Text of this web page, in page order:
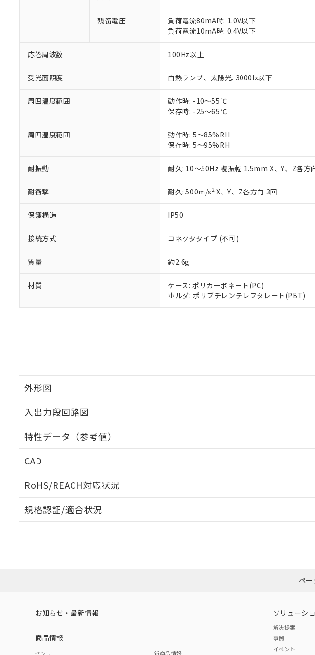
残留電圧
負荷電流80mA時: 1.0V以下
負荷電流10mA時: 0.4V以下
応答周波数 100Hz以上
受光面照度 白熱ランプ、太陽光: 3000lx以下
周囲温度範囲
動作時: -10～55℃
保存時: -25～65℃
周囲湿度範囲
動作時: 5～85%RH
保存時: 5～95%RH
耐振動 耐久: 10～50Hz 複振幅 1.5mm X、Y、Z各方
耐衝撃 耐久: 500m/s2X、Y、Z各方向 3回
保護構造 IP50
接続方式 コネクタタイプ (不可)
質量 約2.6g
材質
ケース: ポリカーボネート(PC)
ホルダ: ポリブチレンテレフタレート(PBT)
外形図
入出力段回路図
タイムチャート
特性データ（参考値）
CAD
RoHS/REACH対応状況
EU RoHS 注意事項・凡例
ダウンロードはこちら
中国 RoHS 注意事項・凡例
中国 RoHS表
規格認証/適合状況
（イギリス
（ノルウェー
（日本
当社販売員にご相談ください。
オムロン制御機器販売店や当社販売拠点は「
在庫状況および標準価格結果を当社の事前
す。
マイパーツ機能（部品リスト作成サービス
ている必要があります。
お客様が当ウェブサイト上で当社にご登録
が、当社の製品・サービスに関するお客様
さい。
※当社の共同利用者とは、
いる法人を指します。
※2 対応予定月
部品在庫の切り替え状況などにより、予定月が前
※3 非含有証明書ダウンロード
下記の非含有証明書をダウンロードすることがで
51物質の非含有証明書（当社基準）
※本証明書は発行日時点で非含有を証明するも
また、RoHS指令のフタル酸エステル類４物質
混在することから備考欄に対応日を記載してお
既に当社にて対応品への在庫切替を完了して
り割愛しております。
※2 環境保護使用期限
「ｅ」：有害物質（10物質）のすべてが基準値
「10」：通常の使用状況下において有害物質が
味します。
「－」：未確認です。当社販売部門へお問い合わ
当社は、貴社製品を第三者に販売する場合
また当社は、販売先および販売に係わる関
たしません。
合意する
△ 一定数には満たないが在庫あり
機器販売店・当社販売員にご確認くださ
空
白
受注生産機種、また在庫状況の情報を
ペー
お知らせ・最新情報
商品情報
センサ 新商品情報
ソリューシ
解決提案
事例
イベント